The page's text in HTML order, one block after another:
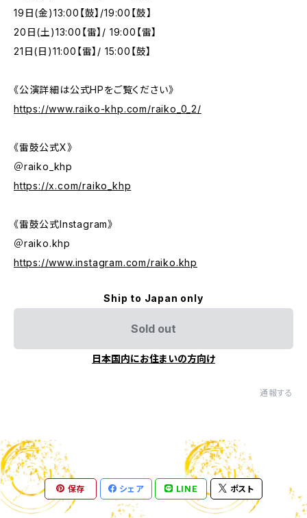
19日(金)13:00【鼓】/19:00【鼓】
20日(土)13:00【雷】/ 19:00【雷】
21日(日)11:00【雷】/ 15:00【鼓】
《公演詳細は公式HPをご覧ください》
https://www.raiko-khp.com/raiko_0_2/
《雷鼓公式X》
＠raiko_khp
https://x.com/raiko_khp
《雷鼓公式Instagram》
＠raiko.khp
https://www.instagram.com/raiko.khp
Ship to Japan only
Sold out
日本国内にお住まいの方向け
通報する
保存 シェア LINE ポスト